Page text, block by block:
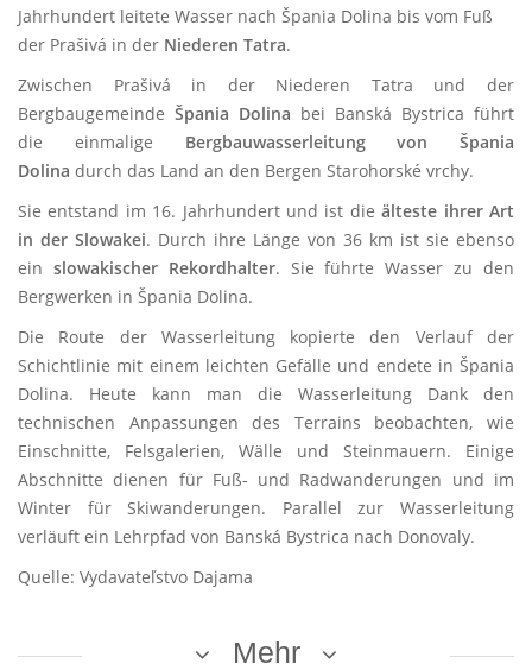
Jahrhundert leitete Wasser nach Špania Dolina bis vom Fuß
der Prašivá in der Niederen Tatra.
Zwischen Prašivá in der Niederen Tatra und der
Bergbaugemeinde Špania Dolina bei Banská Bystrica führt
die einmalige Bergbauwasserleitung von Špania
Dolina durch das Land an den Bergen Starohorské vrchy.
Sie entstand im 16. Jahrhundert und ist dieälteste ihrer Art
in der Slowakei. Durch ihre Länge von 36 km ist sie ebenso
ein slowakischer Rekordhalter. Sie führte Wasser zu den
Bergwerken in Špania Dolina.
Die Route der Wasserleitung kopierte den Verlauf der
Schichtlinie mit einem leichten Gefälle und endete in Špania
Dolina. Heute kann man die Wasserleitung Dank den
technischen Anpassungen des Terrains beobachten, wie
Einschnitte, Felsgalerien, Wälle und Steinmauern. Einige
Abschnitte dienen für Fuß- und Radwanderungen und im
Winter für Skiwanderungen. Parallel zur Wasserleitung
verläuft ein Lehrpfad von Banská Bystrica nach Donovaly.
Quelle: Vydavateľstvo Dajama
Mehr